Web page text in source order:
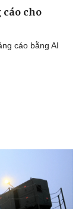
cáo cho
cáo bằng AI